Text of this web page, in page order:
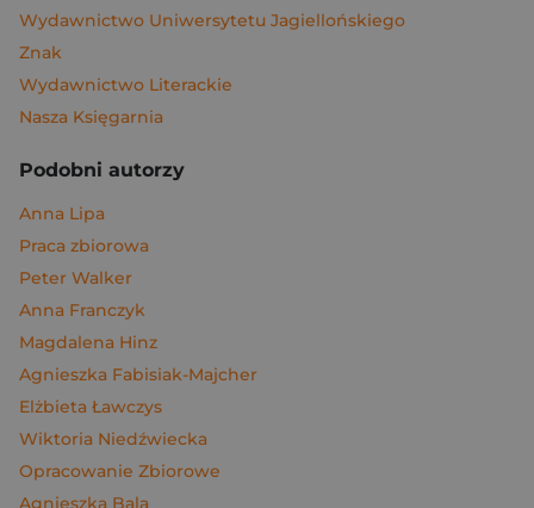
Wydawnictwo Uniwersytetu Jagiellońskiego
Znak
Wydawnictwo Literackie
Nasza Księgarnia
Podobni autorzy
Anna Lipa
Praca zbiorowa
Peter Walker
Anna Franczyk
Magdalena Hinz
Agnieszka Fabisiak-Majcher
Elżbieta Ławczys
Wiktoria Niedźwiecka
Opracowanie Zbiorowe
Agnieszka Bala